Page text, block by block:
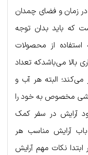
در زمان و فضای چمدان
که باید بدان توجه
استفاده از محصولات
بالا می‌باشدکه تعداد
می‌کند؛ البته هر آب و
مخصوص به خود را
آرایش در سفر کمک
باب آرایش مناسب هر
نکات مهم آرایش